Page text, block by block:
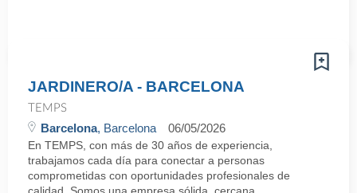
JARDINERO/A - BARCELONA
TEMPS
Barcelona, Barcelona 06/05/2026
En TEMPS, con más de 30 años de experiencia,
trabajamos cada día para conectar a personas
comprometidas con oportunidades profesionales de